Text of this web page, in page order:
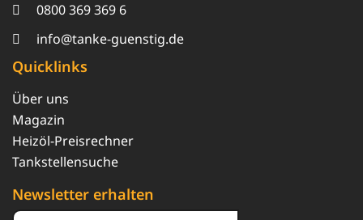
0800 369 369 6
info@tanke-guenstig.de
Quicklinks
Über uns
Magazin
Heizöl-Preisrechner
Tankstellensuche
Newsletter erhalten